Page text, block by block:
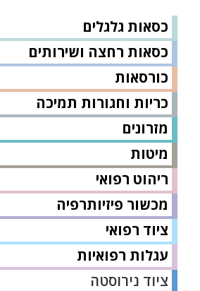
כסאות גלגלים
כסאות רחצה ושירותים
כורסאות
כריות וחגורות תמיכה
מזרונים
מיטות
ריהוט רפואי
מכשור פיזיותרפיה
ציוד רפואי
עגלות רפואיות
ציוד נירוסטה